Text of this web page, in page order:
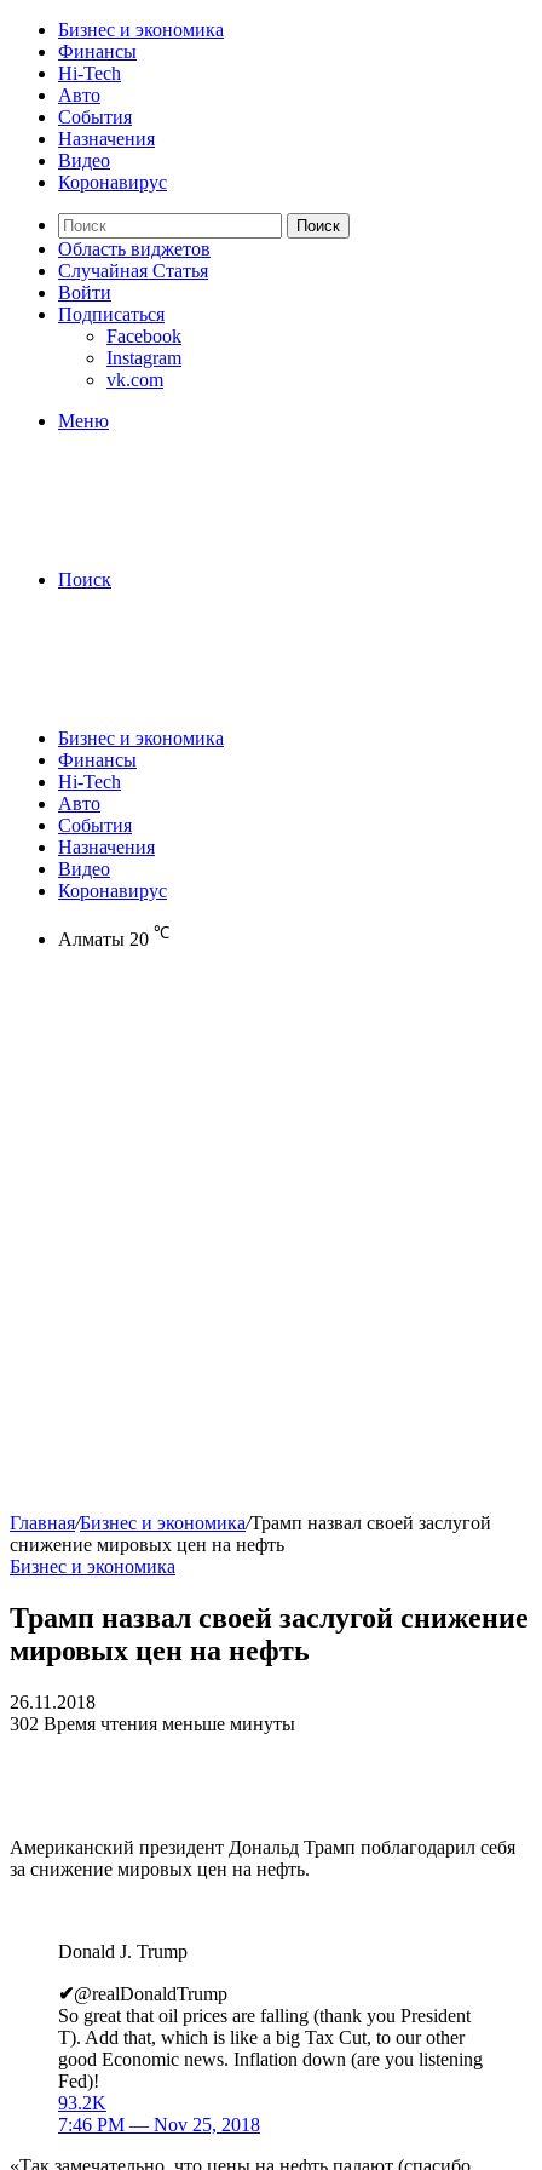
Бизнес и экономика
Финансы
Hi-Tech
Авто
События
Назначения
Видео
Коронавирус
Поиск
Область виджетов
Случайная Статья
Войти
Подписаться
Facebook
Instagram
vk.com
Меню
Поиск
Бизнес и экономика
Финансы
Hi-Tech
Авто
События
Назначения
Видео
Коронавирус
Алматы 20 ℃
Главная/Бизнес и экономика/Трамп назвал своей заслугой
снижение мировых цен на нефть
Бизнес и экономика
Трамп назвал своей заслугой снижение
мировых цен на нефть
26.11.2018
302 Время чтения меньше минуты
Американский президент Дональд Трамп поблагодарил себя
за снижение мировых цен на нефть.
Donald J. Trump
✔@realDonaldTrump
So great that oil prices are falling (thank you President
T). Add that, which is like a big Tax Cut, to our other
good Economic news. Inflation down (are you listening
Fed)!
93.2K
7:46 PM — Nov 25, 2018